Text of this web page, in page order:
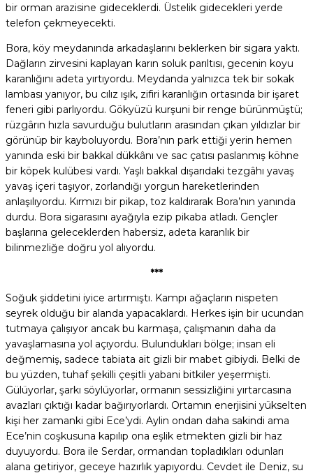
bir orman arazisine gideceklerdi. Üstelik gidecekleri yerde
telefon çekmeyecekti.
Bora, köy meydanında arkadaşlarını beklerken bir sigara yaktı.
Dağların zirvesini kaplayan karın soluk parıltısı, gecenin koyu
karanlığını adeta yırtıyordu. Meydanda yalnızca tek bir sokak
lambası yanıyor, bu cılız ışık, zifiri karanlığın ortasında bir işaret
feneri gibi parlıyordu. Gökyüzü kurşuni bir renge bürünmüştü;
rüzgârın hızla savurduğu bulutların arasından çıkan yıldızlar bir
görünüp bir kayboluyordu. Bora’nın park ettiği yerin hemen
yanında eski bir bakkal dükkânı ve sac çatısı paslanmış köhne
bir köpek kulübesi vardı. Yaşlı bakkal dışarıdaki tezgâhı yavaş
yavaş içeri taşıyor, zorlandığı yorgun hareketlerinden
anlaşılıyordu. Kırmızı bir pikap, toz kaldırarak Bora’nın yanında
durdu. Bora sigarasını ayağıyla ezip pikaba atladı. Gençler
başlarına geleceklerden habersiz, adeta karanlık bir
bilinmezliğe doğru yol alıyordu.
***
Soğuk şiddetini iyice artırmıştı. Kampı ağaçların nispeten
seyrek olduğu bir alanda yapacaklardı. Herkes işin bir ucundan
tutmaya çalışıyor ancak bu karmaşa, çalışmanın daha da
yavaşlamasına yol açıyordu. Bulundukları bölge; insan eli
değmemiş, sadece tabiata ait gizli bir mabet gibiydi. Belki de
bu yüzden, tuhaf şekilli çeşitli yabani bitkiler yeşermişti.
Gülüyorlar, şarkı söylüyorlar, ormanın sessizliğini yırtarcasına
avazları çıktığı kadar bağırıyorlardı. Ortamın enerjisini yükselten
kişi her zamanki gibi Ece’ydi. Aylin ondan daha sakindi ama
Ece’nin coşkusuna kapılıp ona eşlik etmekten gizli bir haz
duyuyordu. Bora ile Serdar, ormandan topladıkları odunları
alana getiriyor, geceye hazırlık yapıyordu. Cevdet ile Deniz, su